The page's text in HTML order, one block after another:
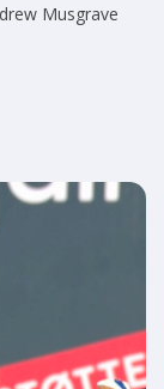
Musgrave